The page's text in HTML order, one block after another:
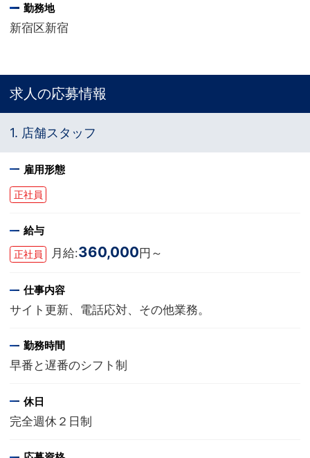
勤務地
新宿区新宿
求人の応募情報
1. 店舗スタッフ
雇用形態
正社員
給与
正社員 月給:360,000 円～
仕事内容
サイト更新、電話応対、その他業務。
勤務時間
早番と遅番のシフト制
休日
完全週休２日制